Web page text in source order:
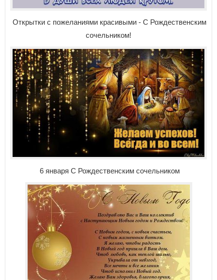
Открытки с пожеланиями красивыми - С Рождественским
сочельником!
6 января С Рождественским сочельником